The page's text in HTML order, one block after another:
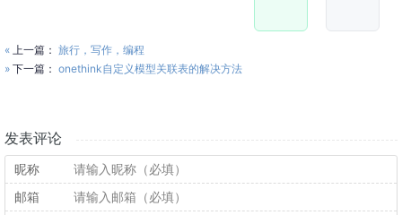
« 上一篇： 旅行，写作，编程
» 下一篇： onethink自定义模型关联表的解决方法
发表评论
昵称
邮箱